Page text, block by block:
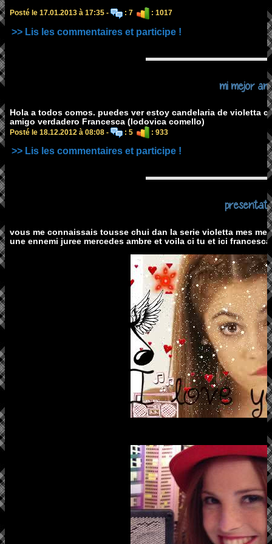
Posté le 17.01.2013 à 17:35 - : 7 : 1017
>> Lis les commentaires et participe !
mi mejor
Hola a todos comos. puedes ver estoy candelaria de violetta
amigo verdadero Francesca (lodovica comello)
Posté le 18.12.2012 à 08:08 - : 5 : 933
>> Lis les commentaires et participe !
vous me connaissais tousse chui dan la serie violetta mes
une ennemi juree mercedes ambre et voila ci tu et ici